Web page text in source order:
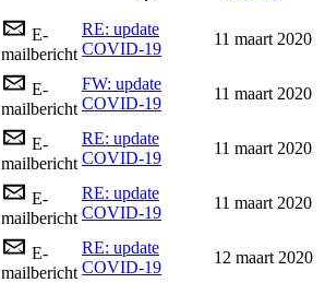
E-
mailbericht
RE: update
COVID-19
11 maart 2020
E-
mailbericht
FW: update
COVID-19
11 maart 2020
E-
mailbericht
RE: update
COVID-19
11 maart 2020
E-
mailbericht
RE: update
COVID-19
11 maart 2020
E-
mailbericht
RE: update
COVID-19
12 maart 2020